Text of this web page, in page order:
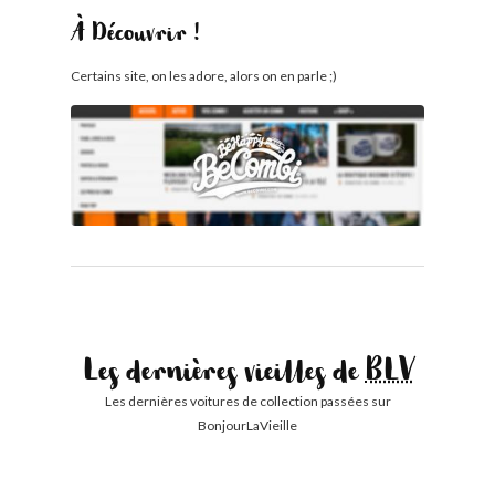
À Découvrir !
Certains site, on les adore, alors on en parle ;)
Les dernières vieilles deBLV
Les dernières voitures de collection passées sur
BonjourLaVieille